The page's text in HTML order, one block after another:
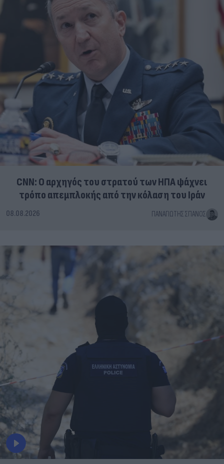
CNN: Ο αρχηγός του στρατού των ΗΠΑ ψάχνει
τρόπο απεμπλοκής από την κόλαση του Ιράν
08.08.2026 ΠΑΝΑΓΙΏΤΗΣ ΣΠΑΝΌΣ